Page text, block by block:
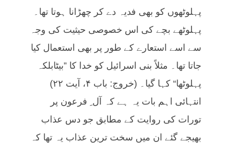
پہلوٹھوں کو بھی فدیہ دے کر چھڑانا ہوتا تھا۔
پہلوٹھے بچے کی اس خصوصی حیثیت کی وجہ
سے اسے استعارے کے طور پر بھی استعمال کیا
جاتا تھا۔ مثلاً بنی اسرائیل کو خدا کا ”بیٹابلکہ
پہلوٹھا“ کہا گیا۔ (خروج: باب ۴، آیت ۲۲)
انتہائی اہم بات یہ ہے کہ آل ِ فرعون پر
تورات کی روایت کے مطابق جو دس عذاب
بھیجے گئے ان میں سخت ترین عذاب یہ تھا کہ